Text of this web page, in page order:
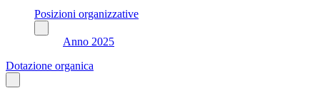
Posizioni organizzative
Anno 2025
Dotazione organica